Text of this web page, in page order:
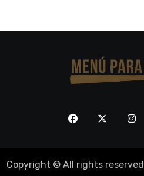
Copyright © All rights reserved